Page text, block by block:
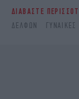
ΔΙΑΒΑΣΤΕ
ΔΕΛΦΏΝ
ΓΥΝΑΊΚΕΣ